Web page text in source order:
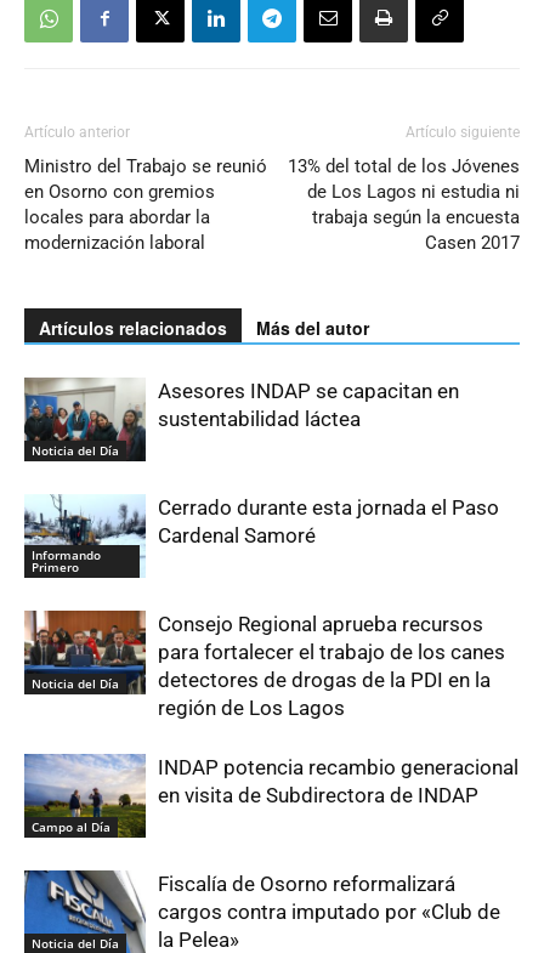
Artículo anterior
Ministro del Trabajo se reunió
en Osorno con gremios
locales para abordar la
modernización laboral
Artículo siguiente
13% del total de los Jóvenes
de Los Lagos ni estudia ni
trabaja según la encuesta
Casen 2017
Artículos relacionados Más del autor
Noticia del Día
Asesores INDAP se capacitan en
sustentabilidad láctea
Informando
Primero
Cerrado durante esta jornada el Paso
Cardenal Samoré
Noticia del Día
Consejo Regional aprueba recursos
para fortalecer el trabajo de los canes
detectores de drogas de la PDI en la
región de Los Lagos
Campo al Día
INDAP potencia recambio generacional
en visita de Subdirectora de INDAP
Noticia del Día
Fiscalía de Osorno reformalizará
cargos contra imputado por «Club de
la Pelea»